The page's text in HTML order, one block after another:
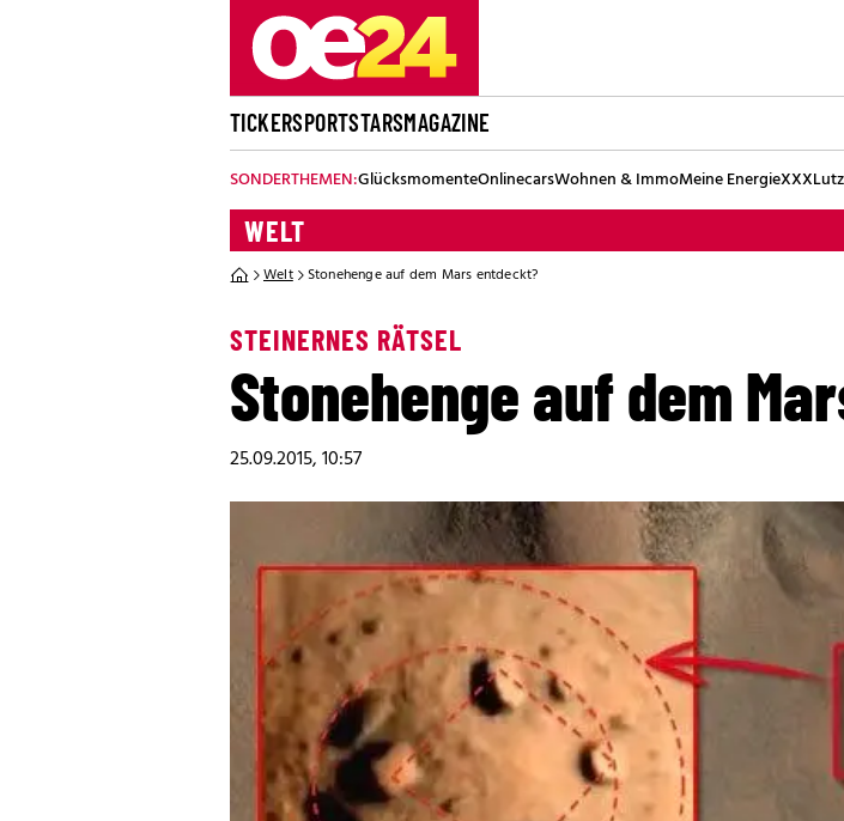
TICKERSPORTSTARSMAGAZINE
SONDERTHEMEN:GlücksmomenteOnlinecarsWohnen & ImmoMeine EnergieXXXLutz
WELT
Welt Stonehenge auf dem Mars entdeckt?
STEINERNES RÄTSEL
Stonehenge auf dem
25.09.2015, 10:57